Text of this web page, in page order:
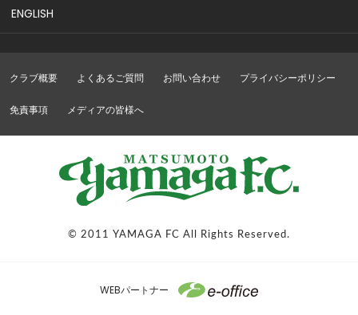
ENGLISH
クラブ概要 よくあるご質問 お問い合わせ プライバシーポリシー
免責事項 メディアの皆様へ
© 2011 YAMAGA FC All Rights Reserved.
WEBパートナー